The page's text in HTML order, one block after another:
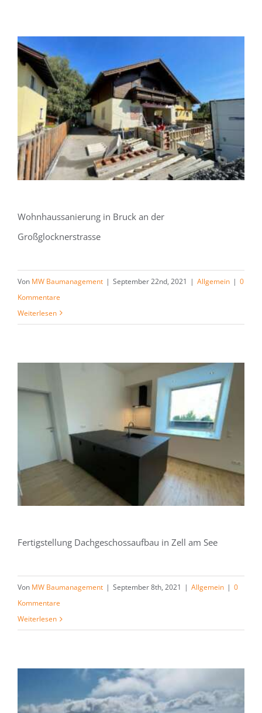
Wohnhaussanierung in Bruck an der
Großglocknerstrasse
Von MW Baumanagement | September 22nd, 2021 | Allgemein | 0
Kommentare
Weiterlesen
Fertigstellung Dachgeschossaufbau in Zell am See
Von MW Baumanagement | September 8th, 2021 | Allgemein | 0
Kommentare
Weiterlesen